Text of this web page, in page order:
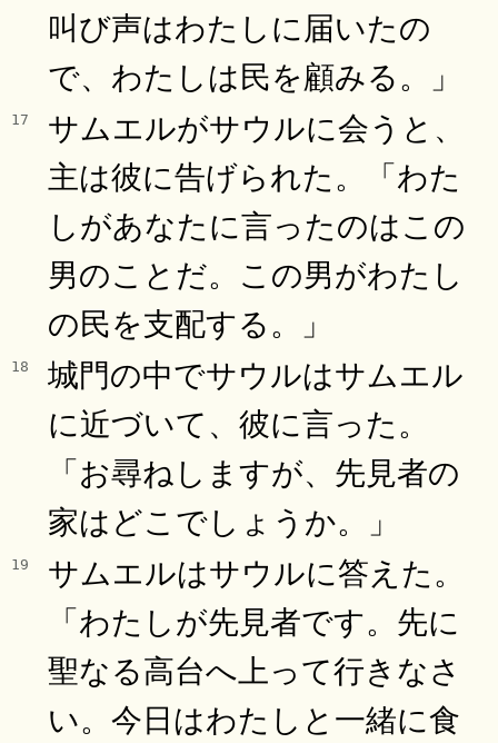
叫び声はわたしに届いたの
で、わたしは民を顧みる。」
17
サムエルがサウルに会うと、
主は彼に告げられた。「わた
しがあなたに言ったのはこの
男のことだ。この男がわたし
の民を支配する。」
18
城門の中でサウルはサムエル
に近づいて、彼に言った。
「お尋ねしますが、先見者の
家はどこでしょうか。」
19
サムエルはサウルに答えた。
「わたしが先見者です。先に
聖なる高台へ上って行きなさ
い。今日はわたしと一緒に食